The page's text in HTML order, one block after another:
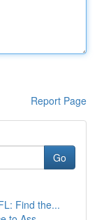
Report Page
Go
Find the...